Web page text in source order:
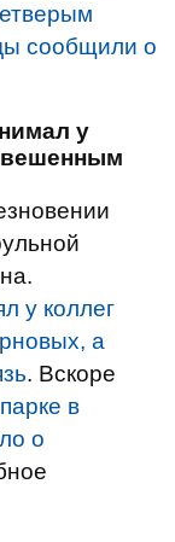
сообщили о
у
у коллег
а
. Вскоре
в
о